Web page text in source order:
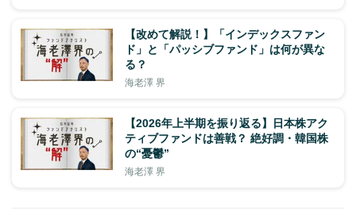
【改めて解説！】「インデックスファン
ド」と「パッシブファンド」は何が異な
る？
海老澤 界
【2026年上半期を振り返る】日本株アク
ティブファンドは善戦？ 絶好調・韓国株
の“憂鬱”
海老澤 界